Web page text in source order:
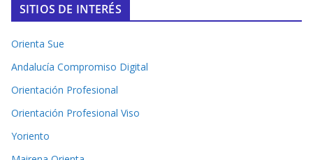
SITIOS DE INTERÉS
Orienta Sue
Andalucía Compromiso Digital
Orientación Profesional
Orientación Profesional Viso
Yoriento